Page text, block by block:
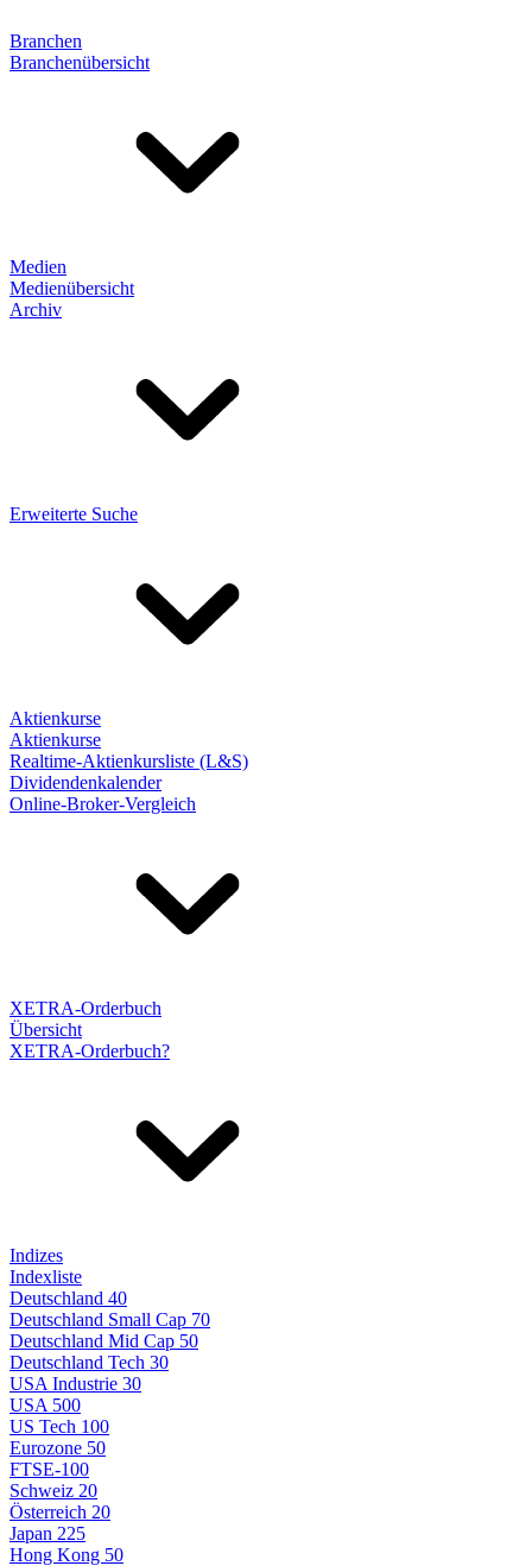
Branchen
Branchenübersicht
Medien
Medienübersicht
Archiv
Erweiterte Suche
Aktienkurse
Aktienkurse
Realtime-Aktienkursliste (L&S)
Dividendenkalender
Online-Broker-Vergleich
XETRA-Orderbuch
Übersicht
XETRA-Orderbuch?
Indizes
Indexliste
Deutschland 40
Deutschland Small Cap 70
Deutschland Mid Cap 50
Deutschland Tech 30
USA Industrie 30
USA 500
US Tech 100
Eurozone 50
FTSE-100
Schweiz 20
Österreich 20
Japan 225
Hong Kong 50